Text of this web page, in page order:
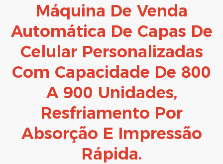
Máquina De Venda
Automática De Capas De
Celular Personalizadas
Com Capacidade De 800
A 900 Unidades,
Resfriamento Por
Absorção E Impressão
Rápida.